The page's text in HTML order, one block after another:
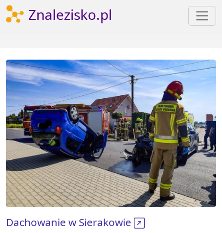
Znalezisko.pl
Dachowanie w Sierakowie